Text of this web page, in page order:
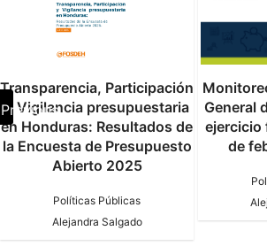
Previous
Transparencia, Participación
y Vigilancia presupuestaria
en Honduras: Resultados de
la Encuesta de Presupuesto
Abierto 2025
Políticas Públicas
Alejandra Salgado
General
ejercicio
de